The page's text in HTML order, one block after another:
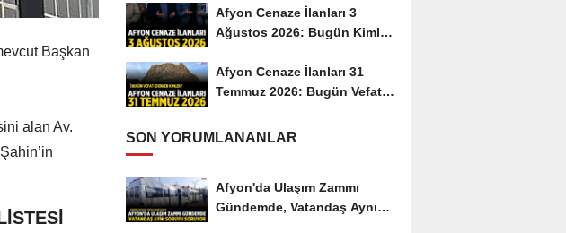
Başkan
alan Av.
Afyon Cenaze İlanları 3
Ağustos 2026: Bugün Kimler
Afyon Cenaze İlanları 31
Temmuz 2026: Bugün Vefat
SON YORUMLANANLAR
Afyon'da Ulaşım Zammı
Gündemde, Vatandaş Aynı